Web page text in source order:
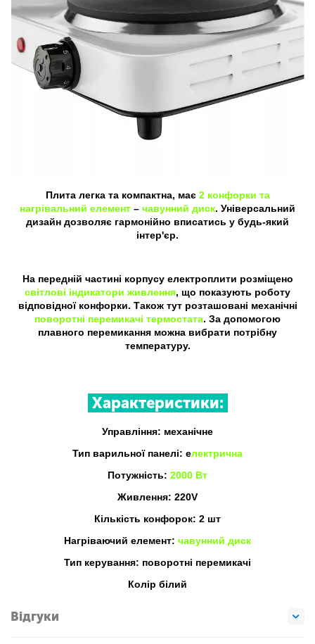
Плита легка та компактна, має2 конфорки та
нагрівальний елемент – чавунний диск. Універсальний
дизайн дозволяє гармонійно вписатись у будь-який
інтер'єр.
На передній частині корпусу електроплити розміщено
світлові індикатори живлення, що показують роботу
відповідної конфорки. Також тут розташовані механічні
поворотні перемикачі термостата. За допомогою
плавного перемикання можна вибрати потрібну
температуру.
Характеристики:
Управління: механічне
Тип варильної панелі: електрична
Потужність: 2000 Вт
Живлення: 220V
Кількість конфорок: 2 шт
Нагріваючий елемент: чавунний диск
Тип керування: поворотні перемикачі
Колір білий
Відгуки